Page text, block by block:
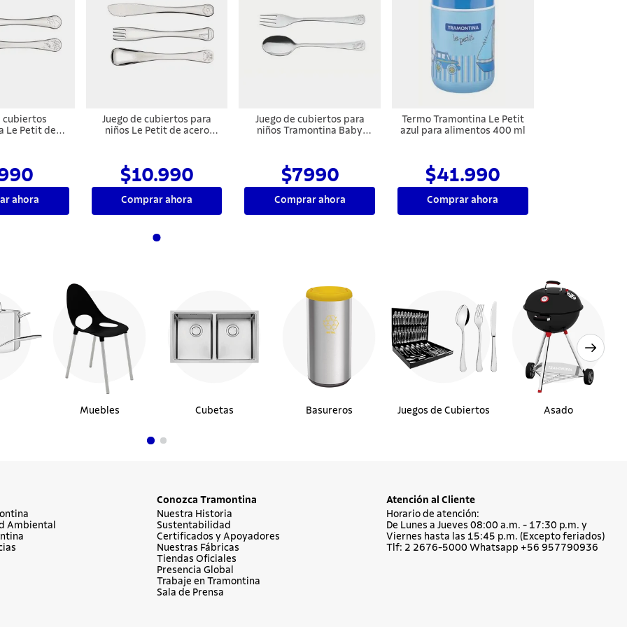
cubiertos
Le Petit de
relieve 2
ahora
Juego de cubiertos para
niños Le Petit de acero
$10.990
Comprar ahora
Juego de cubiertos para
niños Tramontina Baby
dibujo en alto relieve 2
piezas
$7990
Comprar ahora
Termo Tramontina Le Petit
azul para alimentos 400 ml
$41.990
Comprar ahora
Muebles Cubetas Basureros Juegos de Cubiertos Asado
Ambiental
Conozca Tramontina
Nuestra Historia
Sustentabilidad
Certificados y Apoyadores
Nuestras Fábricas
Tiendas Oficiales
Presencia Global
Trabaje en Tramontina
Sala de Prensa
Atención al Cliente
Horario de atención:
De Lunes a Jueves 08:00 a.m. - 17:30 p.m. y
Viernes hasta las 15:45 p.m. (Excepto feriados)
Tlf: 2 2676-5000 Whatsapp +56 957790936